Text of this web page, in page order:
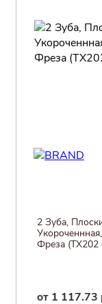
2 Зуба,
Фреза (TX202
от 1 117.73